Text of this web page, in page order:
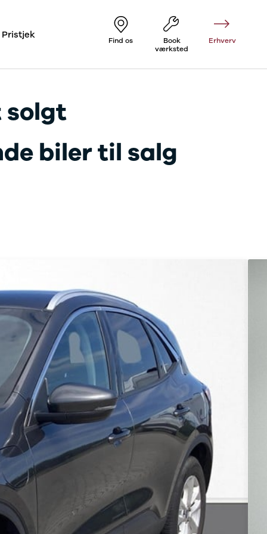
Pristjek Find os
Book
værksted
Erhverv
solgt
biler til salg